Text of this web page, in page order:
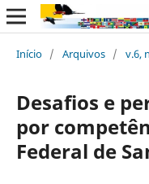
Início / Arquivos / v.6,
Desafios e
por
Federal de